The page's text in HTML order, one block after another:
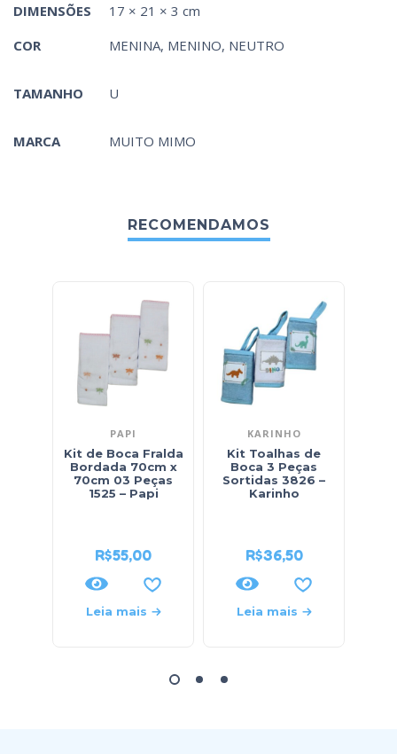
DIMENSÕES
17 × 21 × 3 cm
COR
MENINA, MENINO, NEUTRO
TAMANHO U
MARCA MUITO MIMO
RECOMENDAMOS
PAPI
Kit de Boca Fralda
Bordada 70cm x
70cm 03 Peças
1525 – Papi
R$55,00
Leia mais
KARINHO
Kit Toalhas de
Boca 3 Peças
Sortidas 3826 –
Karinho
R$36,50
Leia mais